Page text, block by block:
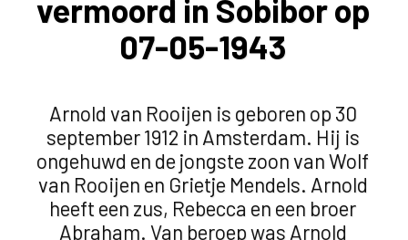
vermoord in Sobibor op
07-05-1943
Arnold van Rooijen is geboren op 30
september 1912 in Amsterdam. Hij is
ongehuwd en de jongste zoon van Wolf
van Rooijen en Grietje Mendels. Arnold
heeft een zus, Rebecca en een broer
Abraham. Van beroep was Arnold